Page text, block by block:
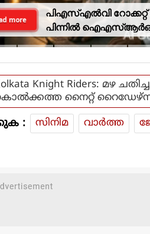
പിഎസ്എല്‍വി റോക്കറ്റ്
പിന്നില്‍
ശാസ്ത്രജ്ഞനെന്ന്
more
Knight Riders: മഴ
നൈറ്റ്
: സിനിമ വാര്‍ത്ത